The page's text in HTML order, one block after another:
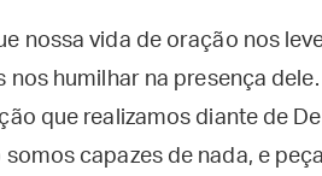
nossa vida de oração nos
nos humilhar na presença
que realizamos diante de
somos capazes de nada, e